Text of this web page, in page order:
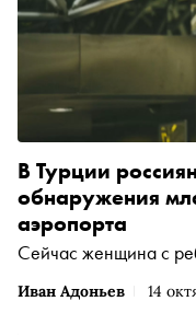
Иван Адоньев 14
В Турции
обнаружения
аэропорта
Сейчас женщина с